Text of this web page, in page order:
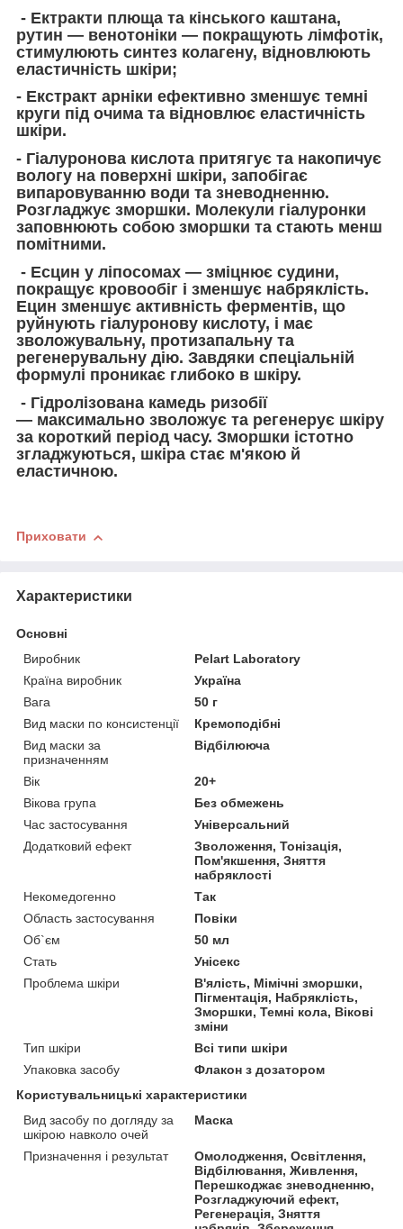
- Ектракти плюща та кінського каштана,
рутин — венотоніки — покращують лімфотік,
стимулюють синтез колагену, відновлюють
еластичність шкіри;
- Екстракт арніки ефективно зменшує темні
круги під очима та відновлює еластичність
шкіри.
- Гіалуронова кислота притягує та накопичує
вологу на поверхні шкіри, запобігає
випаровуванню води та зневодненню.
Розгладжує зморшки. Молекули гіалуронки
заповнюють собою зморшки та стають менш
помітними.
- Есцин у ліпосомах — зміцнює судини,
покращує кровообіг і зменшує набряклість.
Ецин зменшує активність ферментів, що
руйнують гіалуронову кислоту, і має
зволожувальну, протизапальну та
регенерувальну дію. Завдяки спеціальній
формулі проникає глибоко в шкіру.
- Гідролізована камедь ризобії
— максимально зволожує та регенерує шкіру
за короткий період часу. Зморшки істотно
згладжуються, шкіра стає м'якою й
еластичною.
Приховати
Характеристики
Основні
Виробник
Pelart Laboratory
Країна виробник
Україна
Вага
50 г
Вид маски по консистенції
Кремоподібні
Вид маски за
призначенням
Відбілююча
Вік
20+
Вікова група
Без обмежень
Час застосування
Універсальний
Додатковий ефект
Зволоження, Тонізація,
Пом'якшення, Зняття
набряклості
Некомедогенно
Так
Область застосування
Повіки
Об`єм
50 мл
Стать
Унісекс
Проблема шкіри
В'ялість, Мімічні зморшки,
Пігментація, Набряклість,
Зморшки, Темні кола, Вікові
зміни
Тип шкіри
Всі типи шкіри
Упаковка засобу
Флакон з дозатором
Користувальницькі характеристики
Вид засобу по догляду за
шкірою навколо очей
Маска
Призначення і результат
Омолодження, Освітлення,
Відбілювання, Живлення,
Перешкоджає зневодненню,
Розгладжуючий ефект,
Регенерація, Зняття